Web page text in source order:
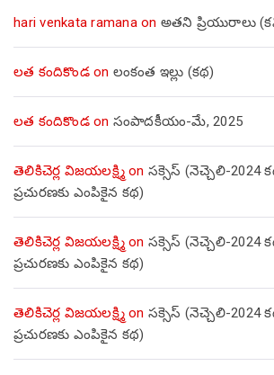
hari venkata ramanaon అతని ప్రియురాలు
లత కందికొండon లంకంత ఇల్లు (కథ)
లత కందికొండon సంపాదకీయం-మే, 2025
తెలికిచెర్ల విజయలక్ష్మిon సక్సెస్ (నెచ్చెలి-
ప్రచురణకు ఎంపికైన కథ)
తెలికిచెర్ల విజయలక్ష్మిon సక్సెస్ (నెచ్చెలి-
ప్రచురణకు ఎంపికైన కథ)
తెలికిచెర్ల విజయలక్ష్మిon సక్సెస్ (నెచ్చెలి-
ప్రచురణకు ఎంపికైన కథ)